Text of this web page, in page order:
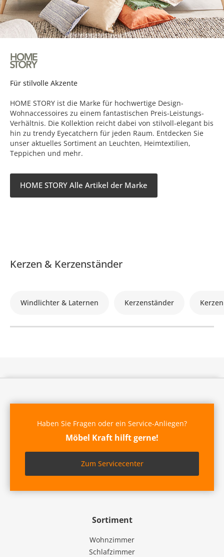
Für stilvolle Akzente
HOME STORY ist die Marke für hochwertige Design-
Wohnaccessoires zu einem fantastischen Preis-Leistungs-
Verhältnis. Die Kollektion reicht dabei von stilvoll-elegant bis
hin zu trendy Eyecatchern für jeden Raum. Entdecken Sie
unser aktuelles Sortiment an Leuchten, Heimtextilien,
Teppichen und mehr.
HOME STORY Alle Artikel der Marke
Kerzen & Kerzenständer
Windlichter & Laternen Kerzenständer
Sortiment
Wohnzimmer
Schlafzimmer
Haben Sie Fragen oder ein Service-Anliegen?
Möbel Kraft hilft gerne!
Zum Servicecenter